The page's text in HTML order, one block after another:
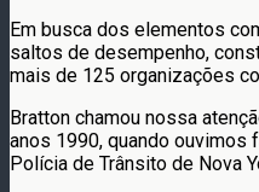
Em busca dos elementos
saltos de desempenho,
mais de 125 organizações
Bratton chamou nossa
anos 1990, quando ouvimos
Polícia de Trânsito de Nova